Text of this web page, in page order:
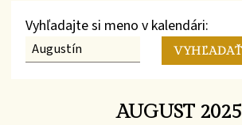
Vyhľadajte si meno v kalendári:
AUGUST 2025